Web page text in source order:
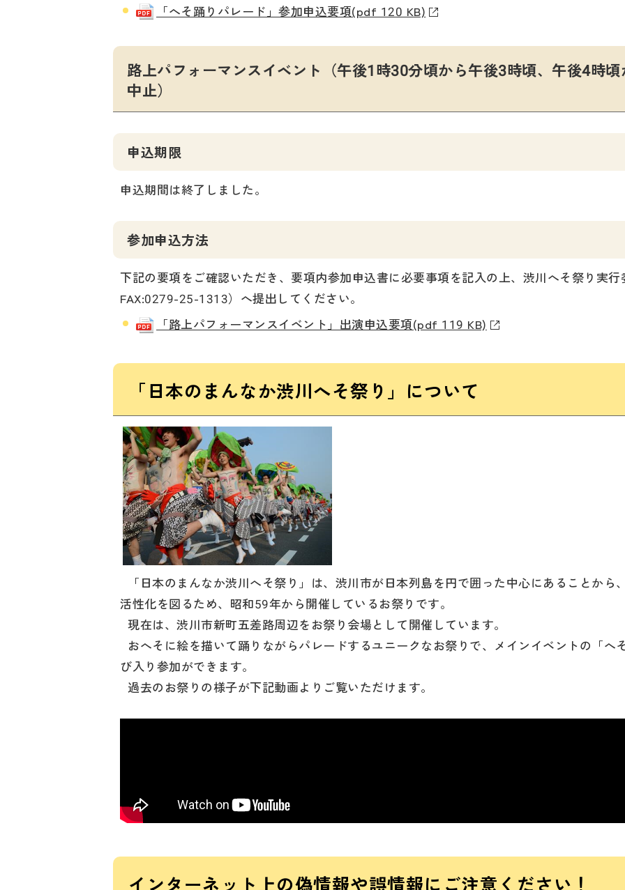
「へそ踊りパレード」参加申込要項(pdf 120 KB)
路上パフォーマンスイベント（午後1時30分頃から午後3時頃、午後4時
中止）
申込期限
申込期間は終了しました。
参加申込方法
下記の要項をご確認いただき、要項内参加申込書に必要事項を記入の上、渋川へそ祭り実
FAX:0279-25-1313）へ提出してください。
「路上パフォーマンスイベント」出演申込要項(pdf 119 KB)
「日本のまんなか渋川へそ祭り」について
「日本のまんなか渋川へそ祭り」は、渋川市が日本列島を円で囲った中心にあることか
活性化を図るため、昭和59年から開催しているお祭りです。
現在は、渋川市新町五差路周辺をお祭り会場として開催しています。
おへそに絵を描いて踊りながらパレードするユニークなお祭りで、メインイベントの「へ
び入り参加ができます。
過去のお祭りの様子が下記動画よりご覧いただけます。
インターネット上の偽情報や誤情報にご注意ください！